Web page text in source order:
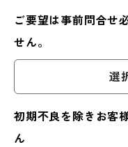
ご要望は事前問合せ
せん。
選
初期不良を除きお客
ん